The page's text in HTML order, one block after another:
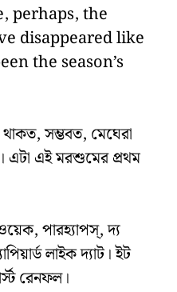
perhaps, the
disappeared like
the season’s
সম্ভবত, মেঘেরা
এটা এই মরশুমের প্রথম
পারহ্যাপস্‌, দ্য
লাইক দ্যাট। ইট
রেনফল।